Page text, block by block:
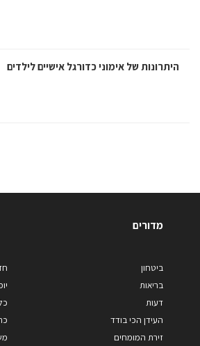
היתרונות של אימוני כדורגל אישיים לילדים
מדורים
ביטחון
בריאות
דעות
העידן הכי בודד
זירת המומחים